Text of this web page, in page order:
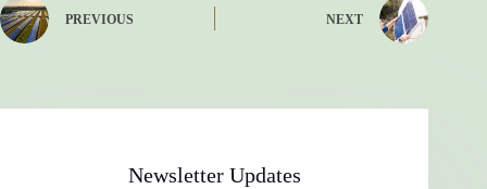
PREVIOUS NEXT
Newsletter Updates